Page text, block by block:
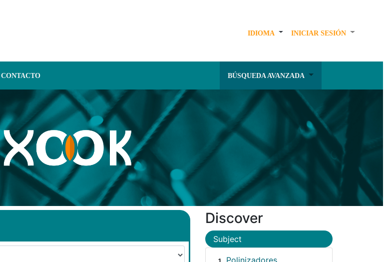
IDIOMA INICIAR SESIÓN
CONTACTO BÚSQUEDA AVANZADA
Discover
Subject
Polinizadores